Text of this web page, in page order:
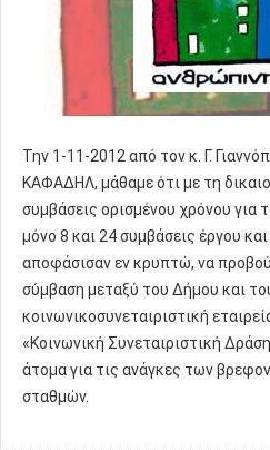
Την 1-11-2012 από τον κ. Γ.
ΚΑΦΑΔΗΛ, μάθαμε ότι με τη
συμβάσεις ορισμένου χρόνου
μόνο 8 και 24 συμβάσεις έργου
αποφάσισαν εν κρυπτώ, να
σύμβαση μεταξύ του Δήμου και
κοινωνικοσυνεταιριστική
«Κοινωνική Συνεταιριστική
άτομα για τις ανάγκες των
σταθμών.